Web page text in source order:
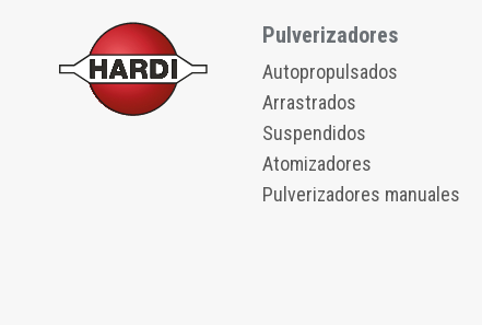
Pulverizadores
Autopropulsados
Arrastrados
Suspendidos
Atomizadores
Pulverizadores manuales